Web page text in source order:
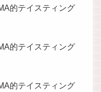
的テイスティング
的テイスティング
的テイスティング